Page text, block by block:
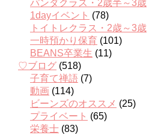
パンダクラス・2歳半～3歳
1dayイベント (78)
トイトレクラス・2歳～3歳
一時預かり保育 (101)
BEANS卒業生 (11)
♡ブログ (518)
子育て禅語 (7)
動画 (114)
ビーンズのオススメ (25)
プライベート (65)
栄養士 (83)